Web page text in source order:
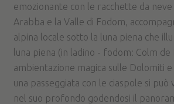
emozionante con le racchette da
Arabba e la Valle di Fodom,
alpina locale sotto la luna piena che
luna piena (in ladino - fodom: Colm de
ambientazione magica sulle Dolomiti e
una passeggiata con le ciaspole si può
nel suo profondo godendosi il